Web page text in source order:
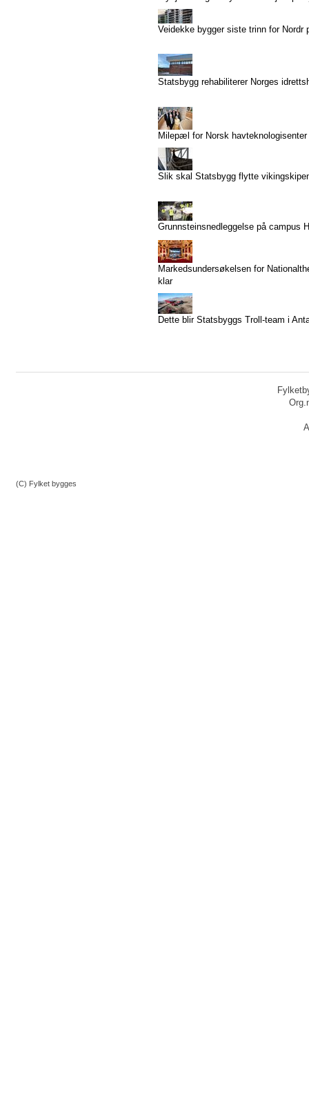
Veidekke bygger siste trinn for Nordr
Statsbygg rehabiliterer Norges
Milepæl for Norsk havteknologisenter
Slik skal Statsbygg flytte
Grunnsteinsnedleggelse på campus
Markedsundersøkelsen for
klar
Dette blir Statsbyggs Troll-team i
(C) Fylket bygges